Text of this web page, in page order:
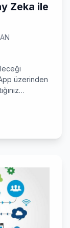
Zeka ile
üzerinden
ai. 2026